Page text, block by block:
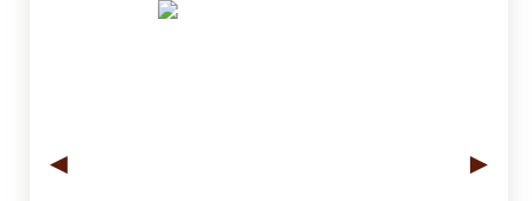
◄ ►